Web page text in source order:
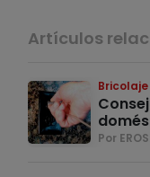
Artículos
Bricolaje
Por